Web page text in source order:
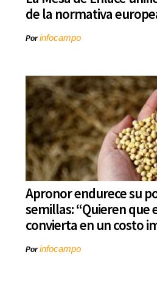
de la normativa
Porinfocampo
Apronor endurece su
semillas: “Quieren que
convierta en un costo
Porinfocampo